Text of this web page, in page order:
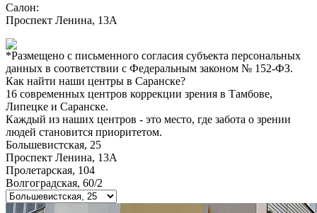
Салон:
Проспект Ленина, 13А
*Размещено с письменного согласия субъекта персональных
данных в соответствии с Федеральным законом № 152-ФЗ.
Как найти наши центры в Саранске?
16 современных центров коррекции зрения в Тамбове,
Липецке и Саранске.
Каждый из наших центров - это место, где забота о зрении
людей становится приоритетом.
Большевистская, 25
Проспект Ленина, 13А
Пролетарская, 104
Волгоградская, 60/2